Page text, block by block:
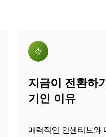
지금이 전환하
기인 이유
매력적인 인센티브와